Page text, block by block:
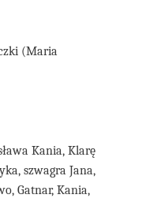
(Maria
Kania, Klarę
szwagra Jana,
Gatnar, Kania,